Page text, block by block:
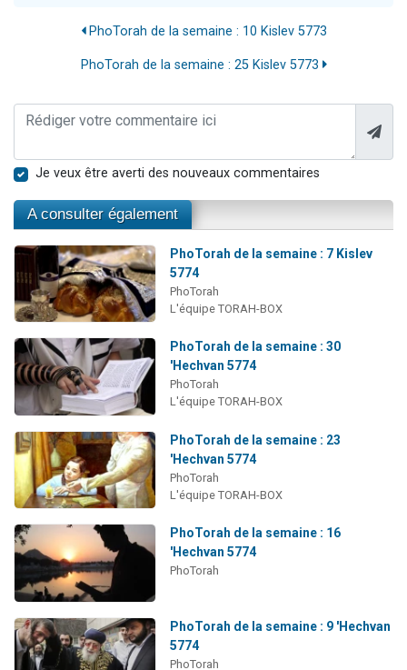
PhoTorah de la semaine : 10 Kislev 5773
PhoTorah de la semaine : 25 Kislev 5773
Je veux être averti des nouveaux commentaires
A consulter également
PhoTorah de la semaine : 7 Kislev
5774
PhoTorah
L'équipe TORAH-BOX
PhoTorah de la semaine : 30
'Hechvan 5774
PhoTorah
L'équipe TORAH-BOX
PhoTorah de la semaine : 23
'Hechvan 5774
PhoTorah
L'équipe TORAH-BOX
PhoTorah de la semaine : 16
'Hechvan 5774
PhoTorah
PhoTorah de la semaine : 9 'Hechvan
5774
PhoTorah